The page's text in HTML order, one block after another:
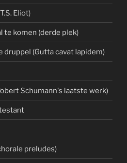
Eliot)
te komen (derde plek)
druppel (Gutta cavat lapidem)
Schumann's laatste werk)
preludes)